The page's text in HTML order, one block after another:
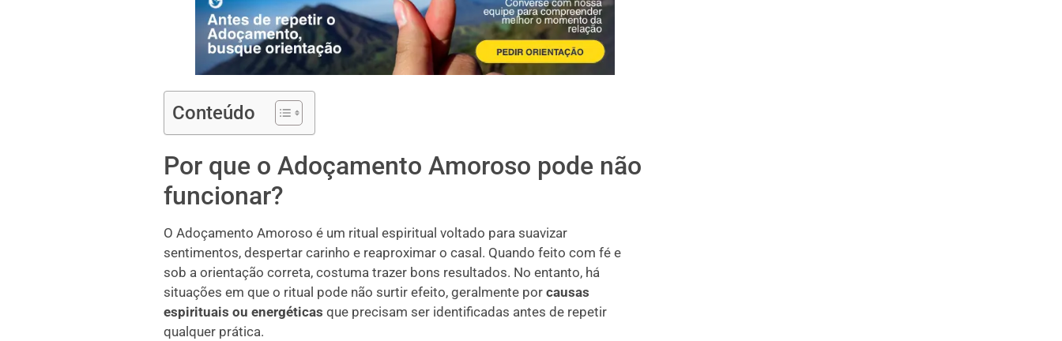
Conteúdo
Por que o Adoçamento Amoroso pode não
funcionar?
O Adoçamento Amoroso é um ritual espiritual voltado para suavizar
sentimentos, despertar carinho e reaproximar o casal. Quando feito com fé e
sob a orientação correta, costuma trazer bons resultados. No entanto, há
situações em que o ritual pode não surtir efeito, geralmente por causas
espirituais ou energéticas que precisam ser identificadas antes de repetir
qualquer prática.